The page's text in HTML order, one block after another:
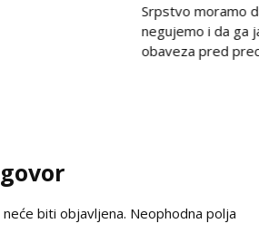
Srpstvo moramo
negujemo i da ga
obaveza pred
biti objavljena. Neophodna polja